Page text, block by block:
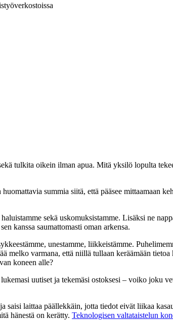
tulkita oikein ilman apua. Mitä yksilö lopulta
summia siitä, että pääsee mittaamaan
sekä uskomuksistamme. Lisäksi ne
kanssa saumattomasti oman arkensa.
unestamme, liikkeistämme.
melko varmana, että niillä tullaan keräämään
koneen alle?
uutiset ja tekemäsi ostoksesi – voiko joku
laittaa päällekkäin, jotta tiedot eivät liikaa
hänestä on kerätty. Teknologisen valtataistelun